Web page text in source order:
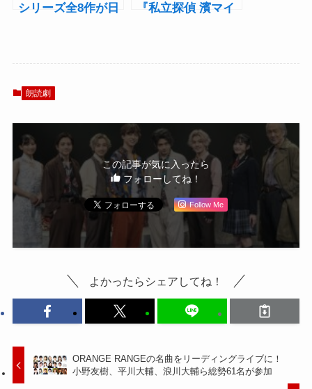
シリーズ全8作が日
『私立探偵 濱マイ
朗読劇
この記事が気に入ったら
フォローしてね！
Follow Me
よかったらシェアしてね！
ORANGE RANGEの名曲をリーディングライブに！
小野友樹、平川大輔、浪川大輔ら総勢61名が参加